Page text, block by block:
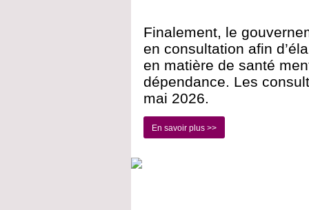
Finalement, le
en consultation afin
en matière de santé
dépendance. Les
mai 2026.
En savoir plus >>